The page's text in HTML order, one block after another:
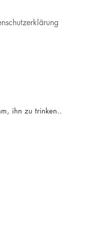
ihn zu trinken..